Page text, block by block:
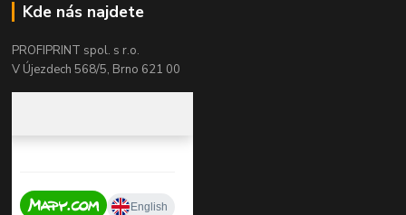
Kde nás najdete
PROFIPRINT spol. s r.o.
V Újezdech 568/5, Brno 621 00